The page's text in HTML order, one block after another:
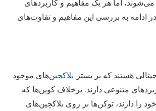
اما هر یک مفاهیم و کاربردهای
ادامه به بررسی این مفاهیم و تفاوت‌های
هستند که بر بستر بلاکچین‌های موجود
متنوعی دارند. برخلاف کوین‌ها که
را دارند، توکن‌ها بر روی بلاکچین‌های